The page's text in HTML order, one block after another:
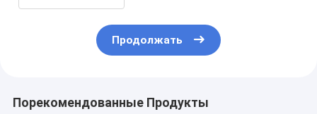
Продолжать
Порекомендованные Продукты